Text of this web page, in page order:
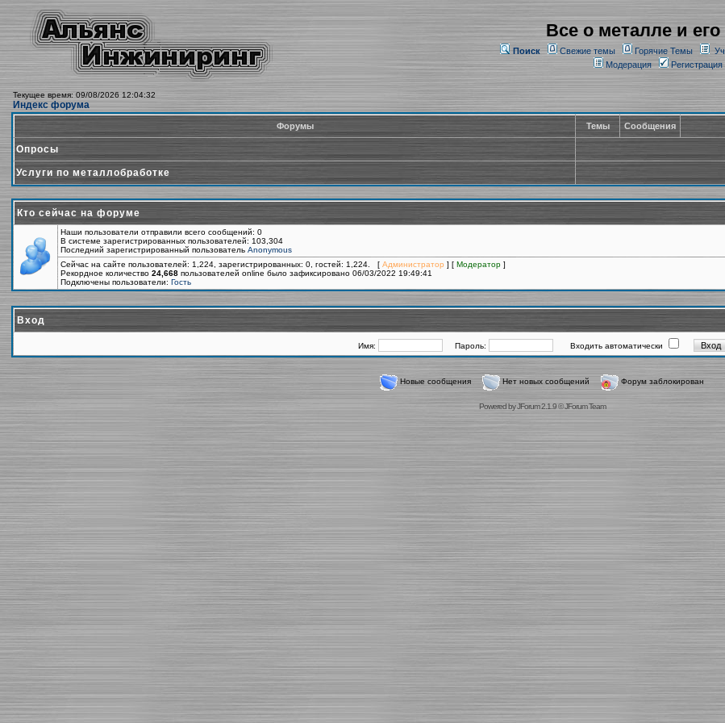
Все о металле и его
Поиск Свежие темы Горячие Темы
Модерация
Регистрация
Текущее время: 09/08/2026 12:04:32
Индекс форума
Форумы Темы Сообщения
Опросы
Услуги по металлобработке
Кто сейчас на форуме
Наши пользователи отправили всего сообщений: 0
В системе зарегистрированных пользователей: 103,304
Последний зарегистрированный пользователь Anonymous
Сейчас на сайте пользователей: 1,224, зарегистрированных: 0, гостей: 1,224. [ Администратор ] [ Модератор ]
Рекордное количество 24,668 пользователей online было зафиксировано 06/03/2022 19:49:41
Подключены пользователи: Гость
Вход
Имя: Пароль: Входить автоматически
Новые сообщения Нет новых сообщений Форум заблокирован
Powered byJForum 2.1.9©JForum Team